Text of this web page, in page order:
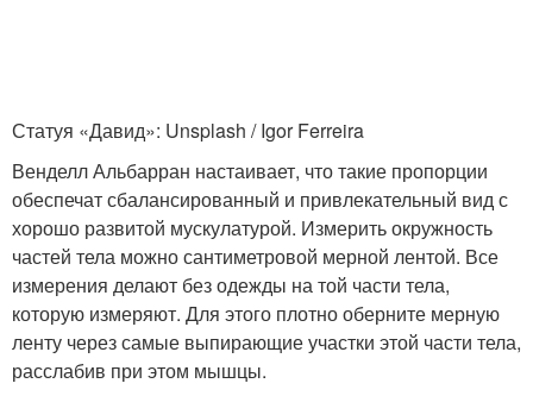
Статуя «Давид»: Unsplash / Igor Ferreira
Венделл Альбарран настаивает, что такие пропорции
обеспечат сбалансированный и привлекательный вид с
хорошо развитой мускулатурой. Измерить окружность
частей тела можно сантиметровой мерной лентой. Все
измерения делают без одежды на той части тела,
которую измеряют. Для этого плотно оберните мерную
ленту через самые выпирающие участки этой части тела,
расслабив при этом мышцы.